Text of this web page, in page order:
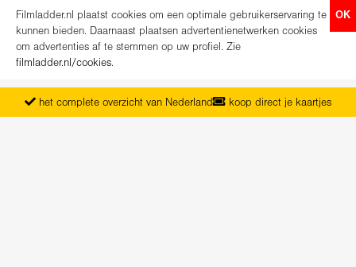
OK
Filmladder.nl plaatst cookies om een optimale gebruikerservaring te
kunnen bieden. Daarnaast plaatsen advertentienetwerken cookies
om advertenties af te stemmen op uw profiel. Zie
filmladder.nl/cookies.
het complete overzicht van Nederland
koop direct je kaartjes
vanaf maandag het nieuwe programma